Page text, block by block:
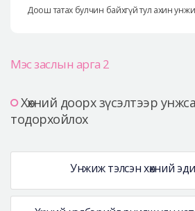
Доош татах булчин байхгүй тул ахин
Мэс заслын арга 2
Хөхний доорх зүсэлтээр
тодорхойлох
Унжиж тэлсэн хөхний